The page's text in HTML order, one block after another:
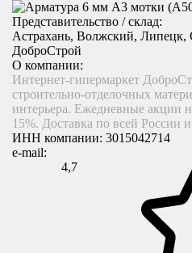
Представительство / склад:
Астрахань, Волжский, Липецк,
ДоброСтрой
О компании:
Интернет-гипермаркет
строительно-отделочных
интерьера. Ежедневные акции
15%. Доставка по всей России
ИНН компании: 3015042714
e-mail:
4,7